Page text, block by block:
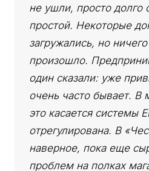
не ушли, просто долго
простой. Некоторые
загружались, но
произошло.
один сказали: уже
очень часто бывает. В
это касается системы
отрегулирована. В
наверное, пока еще
проблем на полках